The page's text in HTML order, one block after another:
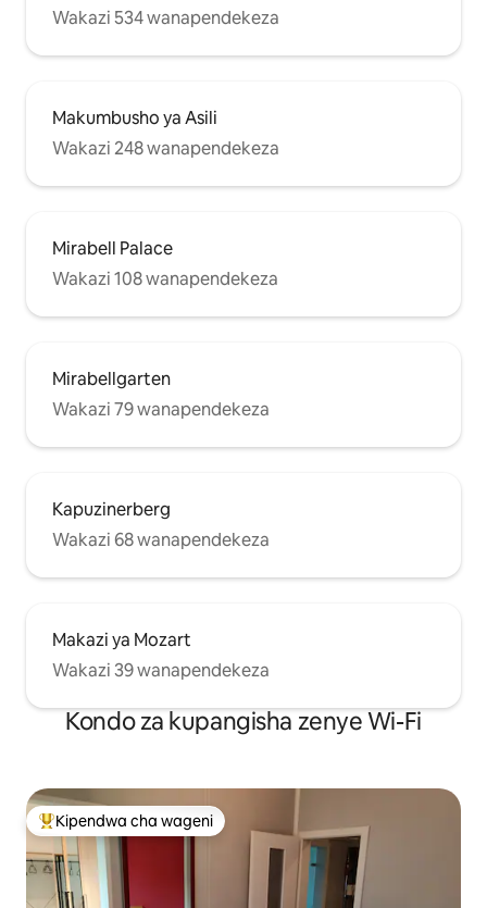
Wakazi 534 wanapendekeza
Makumbusho ya Asili
Wakazi 248 wanapendekeza
Mirabell Palace
Wakazi 108 wanapendekeza
Mirabellgarten
Wakazi 79 wanapendekeza
Kapuzinerberg
Wakazi 68 wanapendekeza
Makazi ya Mozart
Wakazi 39 wanapendekeza
Kondo za kupangisha zenye Wi-Fi
Kipendwa maarufu cha wageni
Kipendwa cha wageni